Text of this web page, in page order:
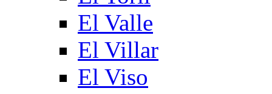
El Valle
El Villar
El Viso